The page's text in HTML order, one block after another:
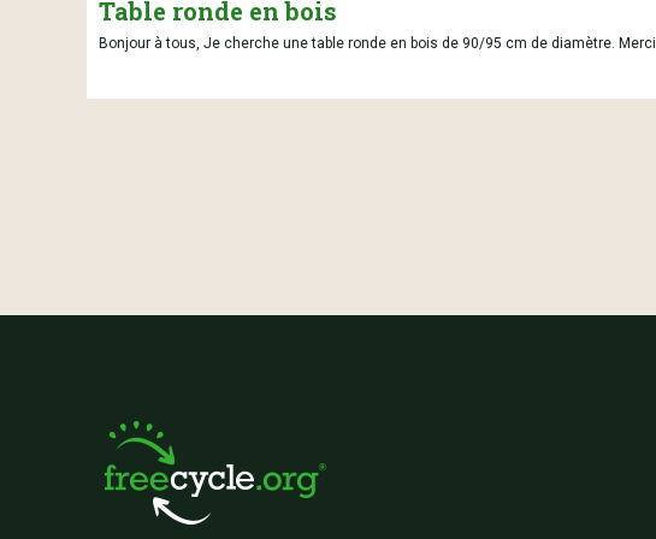
Table ronde en bois
Bonjour à tous, Je cherche une table ronde en bois de 90/95 cm de diamètre. Merci